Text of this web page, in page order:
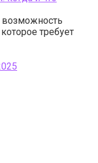
возможность
требует